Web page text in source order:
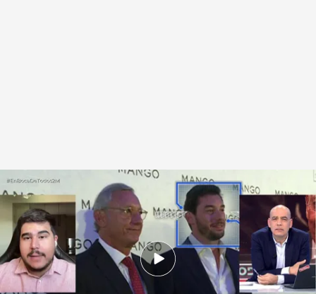
Julio César Ruiz, Periodista de ‘El Español’ y experto en la investigación, ha
conectado en directo con Nacho Abad
cuatro.com
En boca de todos
02 MAR 2026 - 14:27h.
La relación sentimental del hijo Isak Andic con